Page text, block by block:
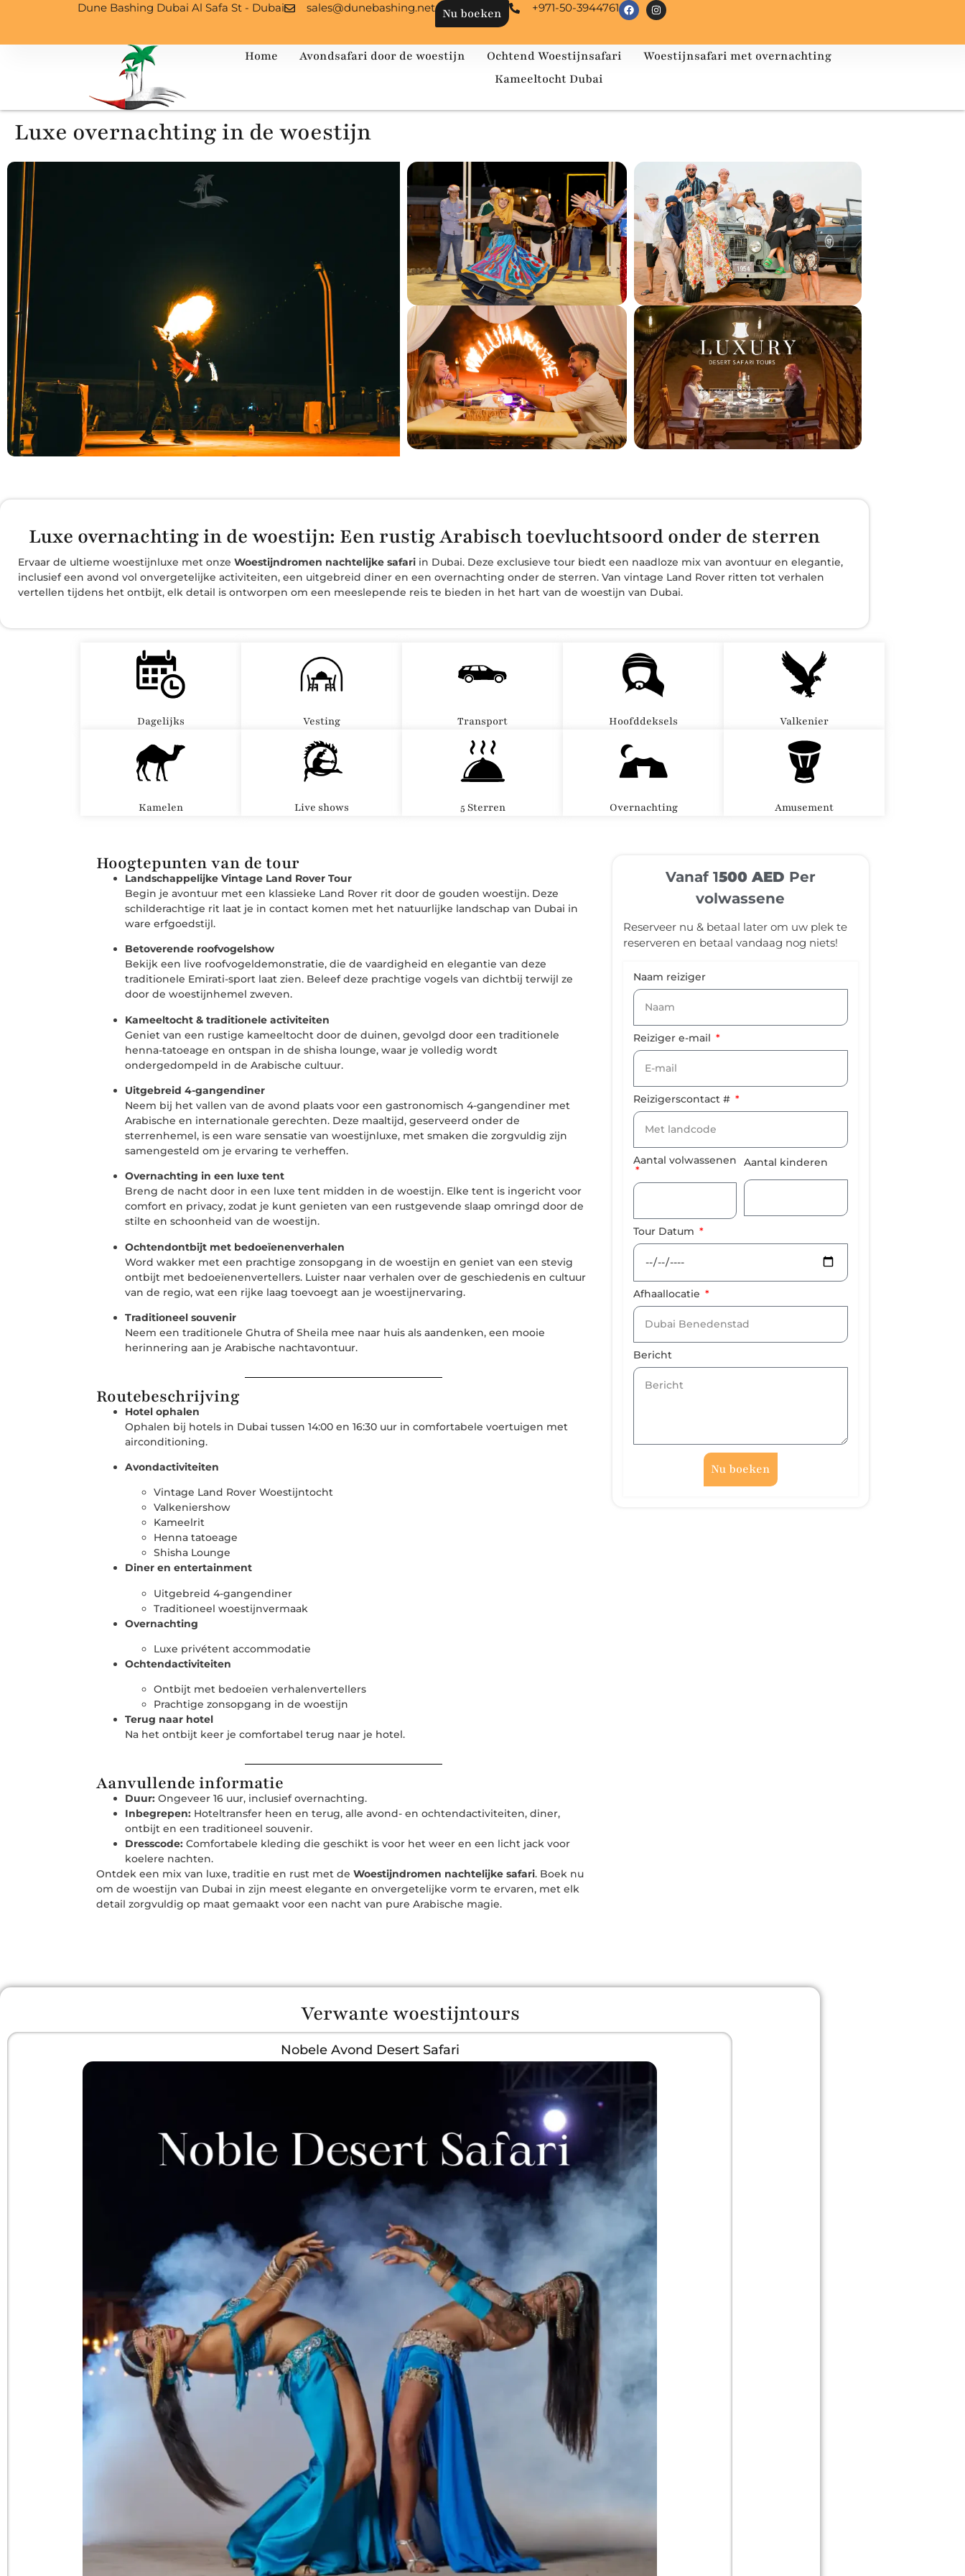
Dune Bashing Dubai Al Safa St - Dubai sales@dunebashing.net Nu boeken +971-50-3944761
Home Avondsafari door de woestijn Ochtend Woestijnsafari
Woestijnsafari met overnachting
Kameeltocht Dubai
Luxe overnachting in de woestijn
Luxe overnachting in de woestijn: Een rustig Arabisch toevluchtsoord onder de sterren
Ervaar de ultieme woestijnluxe met onze Woestijndromen nachtelijke safari in Dubai. Deze exclusieve tour biedt een naadloze mix van avontuur en elegantie,
inclusief een avond vol onvergetelijke activiteiten, een uitgebreid diner en een overnachting onder de sterren. Van vintage Land Rover ritten tot verhalen
vertellen tijdens het ontbijt, elk detail is ontworpen om een meeslepende reis te bieden in het hart van de woestijn van Dubai.
Dagelijks Vesting Transport Hoofddeksels Valkenier
Kamelen Live shows 5 Sterren Overnachting Amusement
Hoogtepunten van de tour
Landschappelijke Vintage Land Rover Tour
Begin je avontuur met een klassieke Land Rover rit door de gouden woestijn. Deze
schilderachtige rit laat je in contact komen met het natuurlijke landschap van Dubai in
ware erfgoedstijl.
Betoverende roofvogelshow
Bekijk een live roofvogeldemonstratie, die de vaardigheid en elegantie van deze
traditionele Emirati-sport laat zien. Beleef deze prachtige vogels van dichtbij terwijl ze
door de woestijnhemel zweven.
Kameeltocht & traditionele activiteiten
Geniet van een rustige kameeltocht door de duinen, gevolgd door een traditionele
henna-tatoeage en ontspan in de shisha lounge, waar je volledig wordt
ondergedompeld in de Arabische cultuur.
Uitgebreid 4-gangendiner
Neem bij het vallen van de avond plaats voor een gastronomisch 4-gangendiner met
Arabische en internationale gerechten. Deze maaltijd, geserveerd onder de
sterrenhemel, is een ware sensatie van woestijnluxe, met smaken die zorgvuldig zijn
samengesteld om je ervaring te verheffen.
Overnachting in een luxe tent
Breng de nacht door in een luxe tent midden in de woestijn. Elke tent is ingericht voor
comfort en privacy, zodat je kunt genieten van een rustgevende slaap omringd door de
stilte en schoonheid van de woestijn.
Ochtendontbijt met bedoeïenenverhalen
Word wakker met een prachtige zonsopgang in de woestijn en geniet van een stevig
ontbijt met bedoeïenenvertellers. Luister naar verhalen over de geschiedenis en cultuur
van de regio, wat een rijke laag toevoegt aan je woestijnervaring.
Traditioneel souvenir
Neem een traditionele Ghutra of Sheila mee naar huis als aandenken, een mooie
herinnering aan je Arabische nachtavontuur.
Routebeschrijving
Hotel ophalen
Ophalen bij hotels in Dubai tussen 14:00 en 16:30 uur in comfortabele voertuigen met
airconditioning.
Avondactiviteiten
Vintage Land Rover Woestijntocht
Valkeniershow
Kameelrit
Henna tatoeage
Shisha Lounge
Diner en entertainment
Uitgebreid 4-gangendiner
Traditioneel woestijnvermaak
Overnachting
Luxe privétent accommodatie
Ochtendactiviteiten
Ontbijt met bedoeïen verhalenvertellers
Prachtige zonsopgang in de woestijn
Terug naar hotel
Na het ontbijt keer je comfortabel terug naar je hotel.
Aanvullende informatie
Duur: Ongeveer 16 uur, inclusief overnachting.
Inbegrepen: Hoteltransfer heen en terug, alle avond- en ochtendactiviteiten, diner,
ontbijt en een traditioneel souvenir.
Dresscode: Comfortabele kleding die geschikt is voor het weer en een licht jack voor
koelere nachten.
Ontdek een mix van luxe, traditie en rust met deWoestijndromen nachtelijke safari. Boek nu
om de woestijn van Dubai in zijn meest elegante en onvergetelijke vorm te ervaren, met elk
detail zorgvuldig op maat gemaakt voor een nacht van pure Arabische magie.
Vanaf 1500 AED Per
volwassene
Reserveer nu & betaal later om uw plek te
reserveren en betaal vandaag nog niets!
Naam reiziger
Reiziger e-mail
Reizigerscontact #
Aantal volwassenen Aantal kinderen
Tour Datum
Afhaallocatie
Bericht
Nu boeken
Verwante woestijntours
Nobele Avond Desert Safari